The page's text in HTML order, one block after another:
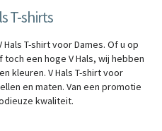
T-shirts
T-shirt voor Dames. Of u op
een hoge V Hals, wij hebben
kleuren. V Hals T-shirt voor
en maten. Van een promotie
kwaliteit.